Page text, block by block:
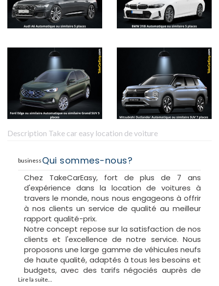
Description Take car easy location de voiture
business Qui sommes-nous?
Chez TakeCarEasy, fort de plus de 7 ans
d'expérience dans la location de voitures à
travers le monde, nous nous engageons à offrir
à nos clients un service de qualité au meilleur
rapport qualité-prix.
Notre concept repose sur la satisfaction de nos
clients et l'excellence de notre service. Nous
proposons une large gamme de véhicules neufs
de haute qualité, adaptés à tous les besoins et
budgets, avec des tarifs négociés auprès de
nombreuses compagnies. Ce qui nous distingue
Lire la suite...